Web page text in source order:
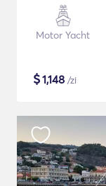
Motor Yacht
$1,148 /zi